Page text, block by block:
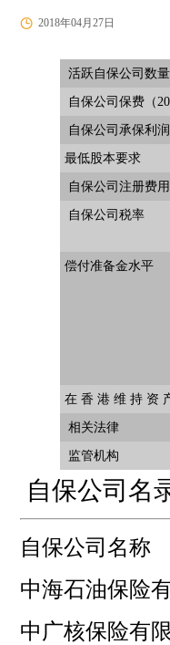
2018年04月27日
活跃自保公司数量
自保公司保费（
自保公司承保利润
最低股本要求
自保公司注册费用
自保公司税率
偿付准备金水平
在 香 港 维 持 资
相关法律
监管机构
自保公司名
自保公
中海石油
中广核保